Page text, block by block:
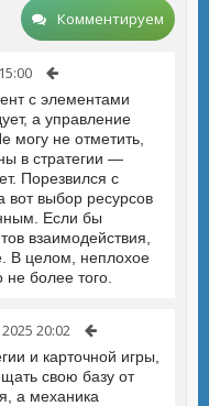
Комментируем
с элементами
а управление
могу не отметить,
в стратегии —
Порезвился с
выбор ресурсов
Если бы
взаимодействия,
В целом, неплохое
более того.
20:02
и карточной игры,
свою базу от
а механика